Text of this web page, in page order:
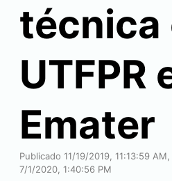
técnica
UTFPR
Emater
Publicado 11/19/2019, 11:13:59
7/1/2020, 1:40:56 PM